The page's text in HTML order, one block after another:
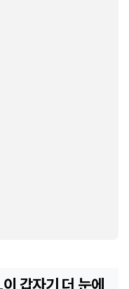
갑자기 더 눈에